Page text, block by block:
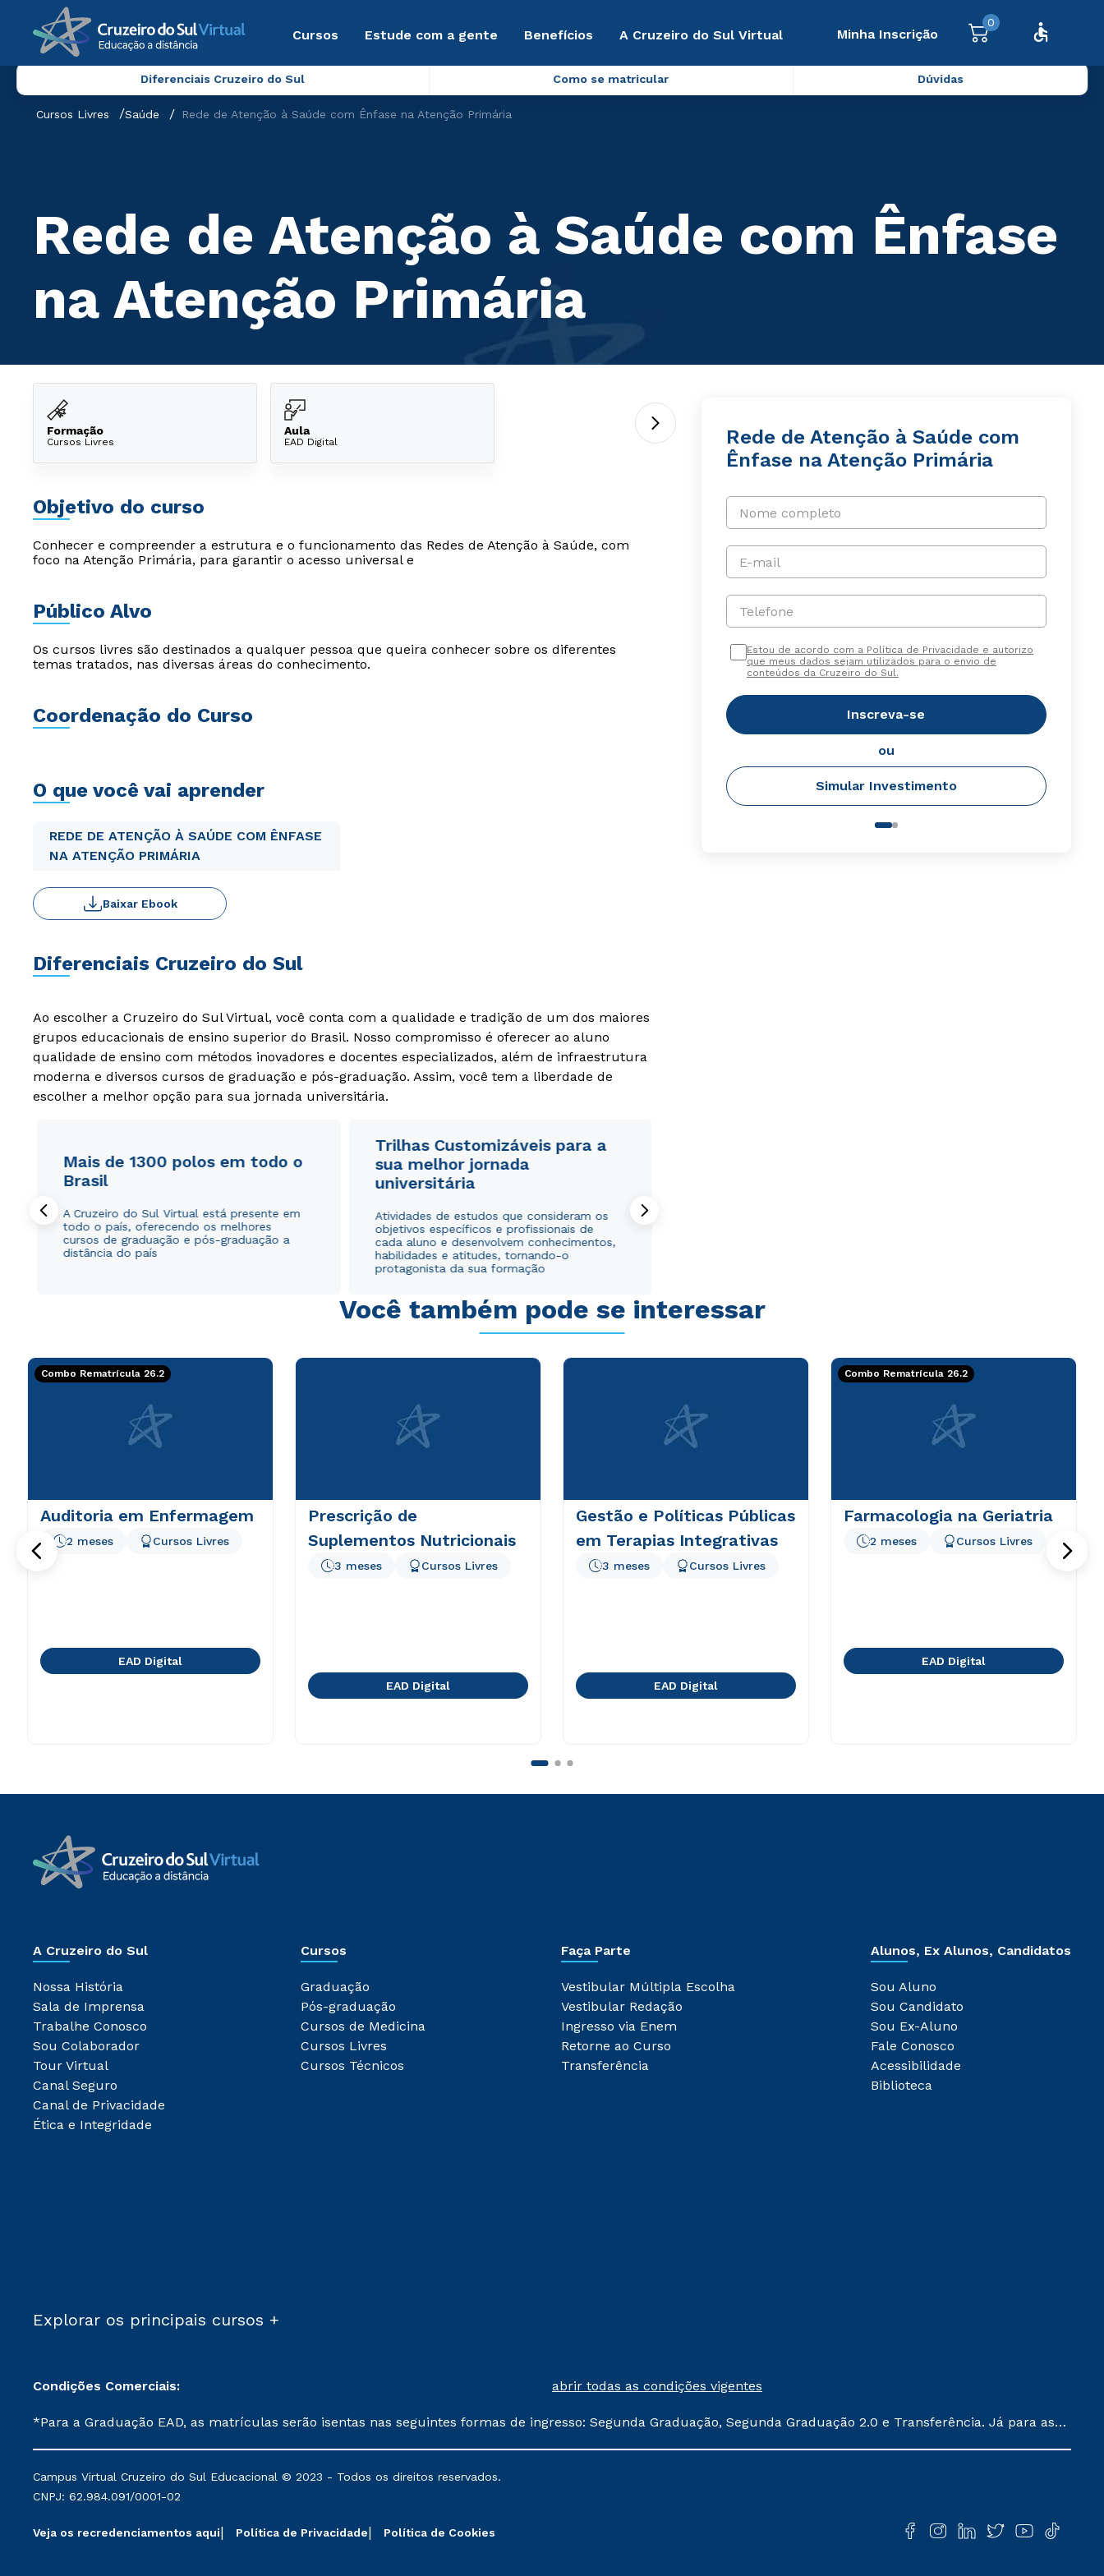
Cursos Estude com a gente Benefícios A Cruzeiro do Sul Virtual Minha Inscrição
0
Diferenciais Cruzeiro do Sul Como se matricular Dúvidas
Cursos Livres Saúde Rede de Atenção à Saúde com Ênfase na Atenção Primária
Rede de Atenção à Saúde com Ênfase
na Atenção Primária
Formação
Cursos Livres
Aula
EAD Digital
Objetivo do curso
Conhecer e compreender a estrutura e o funcionamento das Redes de Atenção à Saúde, com
foco na Atenção Primária, para garantir o acesso universal e
Público Alvo
Os cursos livres são destinados a qualquer pessoa que queira conhecer sobre os diferentes
temas tratados, nas diversas áreas do conhecimento.
Coordenação do Curso
O que você vai aprender
REDE DE ATENÇÃO À SAÚDE COM ÊNFASE
NA ATENÇÃO PRIMÁRIA
Baixar Ebook
Diferenciais Cruzeiro do Sul
Ao escolher a Cruzeiro do Sul Virtual, você conta com a qualidade e tradição de um dos maiores
grupos educacionais de ensino superior do Brasil. Nosso compromisso é oferecer ao aluno
qualidade de ensino com métodos inovadores e docentes especializados, além de infraestrutura
moderna e diversos cursos de graduação e pós-graduação. Assim, você tem a liberdade de
escolher a melhor opção para sua jornada universitária.
Mais de 1300 polos em todo o
Brasil
A Cruzeiro do Sul Virtual está presente em
todo o país, oferecendo os melhores
cursos de graduação e pós-graduação a
distância do país
Trilhas Customizáveis para a
sua melhor jornada
universitária
Atividades de estudos que consideram os
objetivos específicos e profissionais de
cada aluno e desenvolvem conhecimentos,
habilidades e atitudes, tornando-o
protagonista da sua formação
Rede de Atenção à Saúde com
Ênfase na Atenção Primária
Nome completo
E-mail
Telefone
Estou de acordo com a Política de Privacidade e autorizo
que meus dados sejam utilizados para o envio de
conteúdos da Cruzeiro do Sul.
Inscreva-se
ou
Simular Investimento
Você também pode se interessar
Combo Rematrícula 26.2
Auditoria em Enfermagem
2 meses Cursos Livres
EAD Digital
Prescrição de
Suplementos Nutricionais
3 meses Cursos Livres
EAD Digital
Gestão e Políticas Públicas
em Terapias Integrativas
3 meses Cursos Livres
EAD Digital
Combo Rematrícula 26.2
Farmacologia na Geriatria
2 meses Cursos Livres
EAD Digital
A Cruzeiro do Sul
Nossa História
Sala de Imprensa
Trabalhe Conosco
Sou Colaborador
Tour Virtual
Canal Seguro
Canal de Privacidade
Ética e Integridade
Cursos
Graduação
Pós-graduação
Cursos de Medicina
Cursos Livres
Cursos Técnicos
Faça Parte
Vestibular Múltipla Escolha
Vestibular Redação
Ingresso via Enem
Retorne ao Curso
Transferência
Alunos, Ex Alunos, Candidatos
Sou Aluno
Sou Candidato
Sou Ex-Aluno
Fale Conosco
Acessibilidade
Biblioteca
Explorar os principais cursos +
Condições Comerciais: abrir todas as condições vigentes
*Para a Graduação EAD, as matrículas serão isentas nas seguintes formas de ingresso: Segunda Graduação, Segunda Graduação 2.0 e Transferência. Já para as
mantidos conforme negociação. Descontos institucionais poderão sofrer alterações nos períodos de rematrícula conforme exposto no contrato de prestação de
serviços.
Campus Virtual Cruzeiro do Sul Educacional © 2023 - Todos os direitos reservados.
CNPJ: 62.984.091/0001-02
Veja os recredenciamentos aqui Política de Privacidade Política de Cookies
WhatsApp
ou
WhatsApp
ou